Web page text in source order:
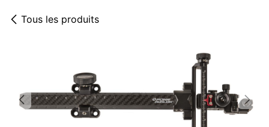
Tous les produits